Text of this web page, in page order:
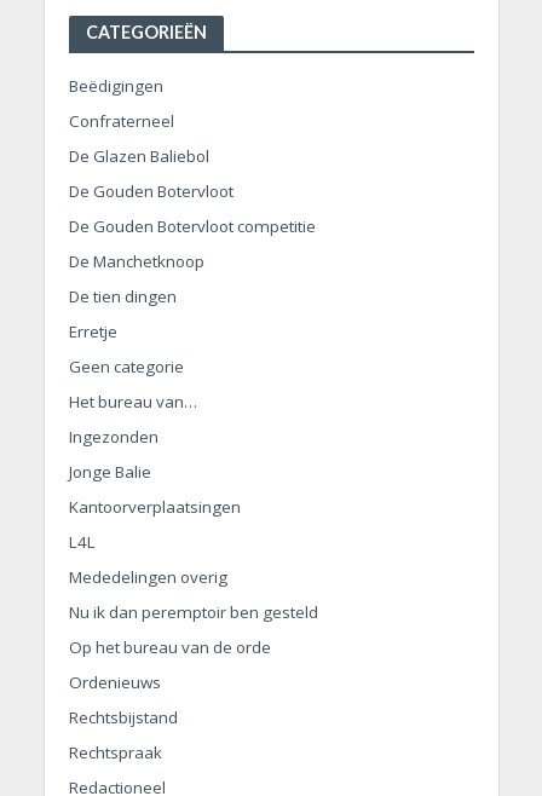
CATEGORIEËN
Beëdigingen
Confraterneel
De Glazen Baliebol
De Gouden Botervloot
De Gouden Botervloot competitie
De Manchetknoop
De tien dingen
Erretje
Geen categorie
Het bureau van…
Ingezonden
Jonge Balie
Kantoorverplaatsingen
L4L
Mededelingen overig
Nu ik dan peremptoir ben gesteld
Op het bureau van de orde
Ordenieuws
Rechtsbijstand
Rechtspraak
Redactioneel